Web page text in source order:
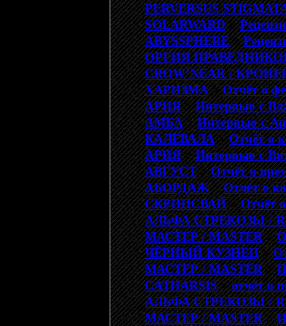
PERVERSUS
SOLARWARD>
ABYSSPHERE>
ОРГИЯ
CROW’NEAR /
ХАРИЗМА>Отчёт о
АРИЯ>Интервью с
АМБА>Интервью с
КАЛЕВАЛА>Отчёт о
АРИЯ>Интервью с
АВГУСТ>Отчёт о
АБОРДАЖ>Отчёт о
СКРИПСВАЙ>Отчёт
АЛЬФА СТРЕКОЗЫ /
МАСТЕР / MASTER>
ЧЁРНЫЙ КУЗНЕЦ>
МАСТЕР / MASTER>
CATHARSIS>отчёт о
АЛЬФА СТРЕКОЗЫ /
МАСТЕР / MASTER>